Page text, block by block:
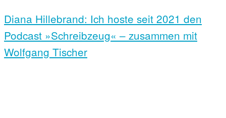
Diana Hillebrand: Ich hoste seit 2021 den
Podcast »Schreibzeug« – zusammen mit
Wolfgang Tischer